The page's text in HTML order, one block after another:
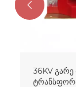
36KV გარე
